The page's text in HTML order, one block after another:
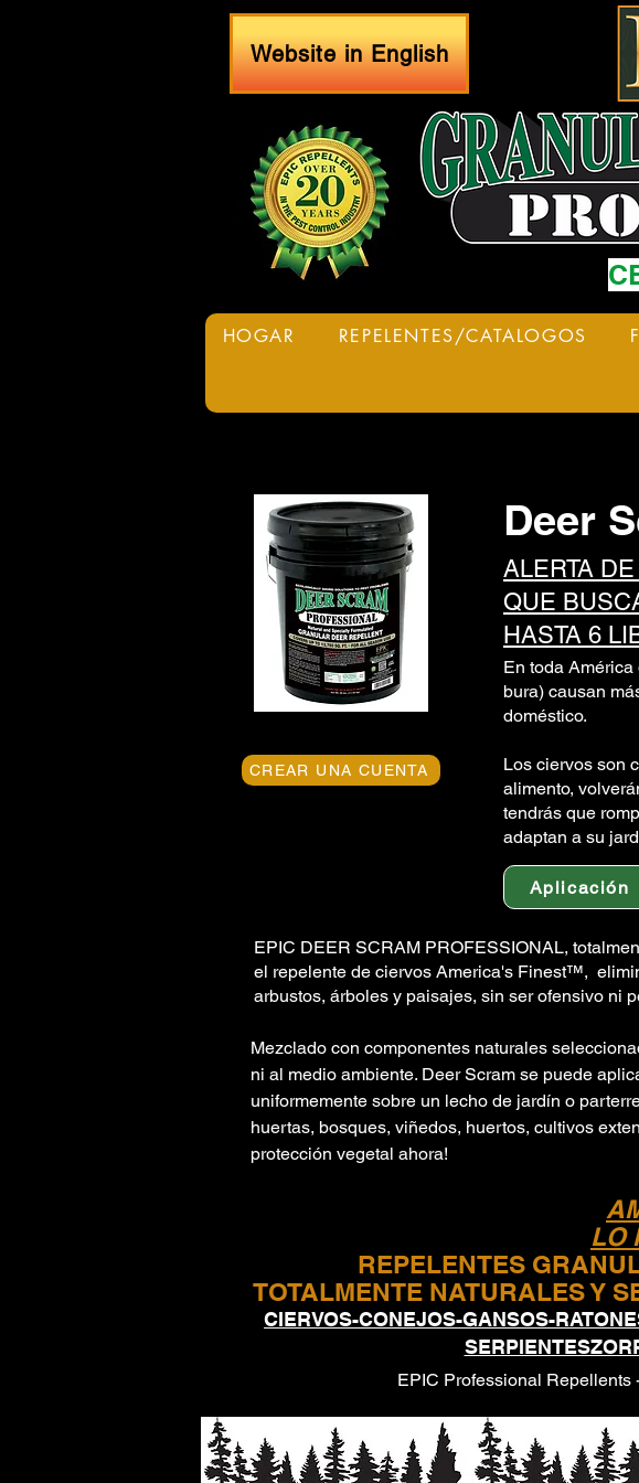
Website in English
HOGAR REPELENTES/CATALOGOS
CREAR UNA CUENTA
Deer
ALERTA
QUE
HASTA 6
En toda
bura) causan
doméstico.
Los ciervos son
alimento,
tendrás que
adaptan a su
Aplicación
EPIC DEER SCRAM PROFESSIONAL,
el repelente de ciervos America's Finest™,
arbustos, árboles y paisajes, sin ser ofensivo ni
Mezclado con componentes naturales
ni al medio ambiente. Deer Scram se puede
uniformemente sobre un lecho de jardín o
huertas, bosques, viñedos, huertos, cultivos
protección vegetal ahora!
LO
REPELENTES
TOTALMENTE NATURALES Y
CIERVOS-CONEJOS-GANSOS-
EPIC Professional